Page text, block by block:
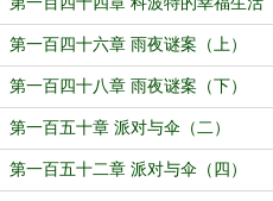
（上）
第一百四十六章 雨夜谜案（上）
第一百四十八章 雨夜谜案（下）
第一百五十章 派对与伞（二）
第一百五十二章 派对与伞（四）